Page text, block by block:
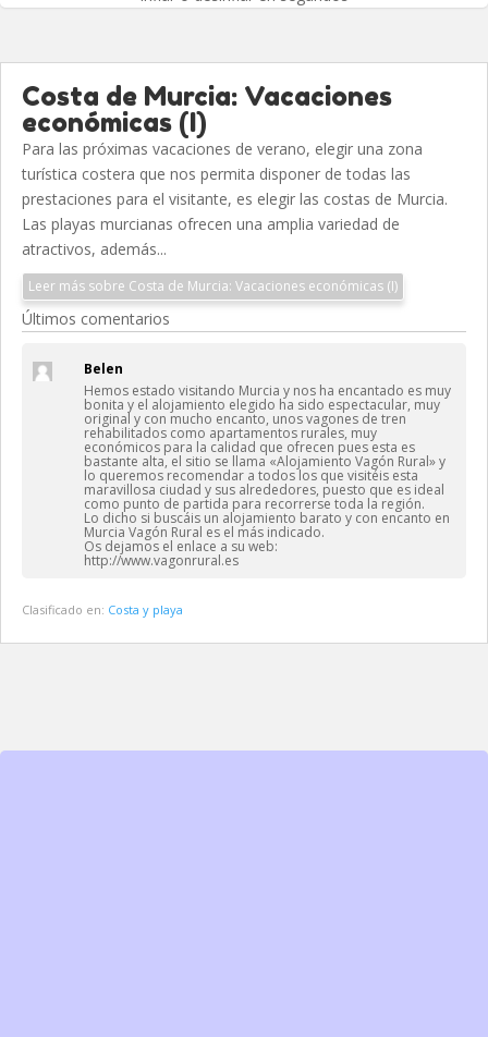
Costa de Murcia: Vacaciones
económicas (I)
Para las próximas vacaciones de verano, elegir una zona
turística costera que nos permita disponer de todas las
prestaciones para el visitante, es elegir las costas de Murcia.
Las playas murcianas ofrecen una amplia variedad de
atractivos, además...
Leer más sobre Costa de Murcia: Vacaciones económicas (I)
Últimos comentarios
Belen
Hemos estado visitando Murcia y nos ha encantado es muy
bonita y el alojamiento elegido ha sido espectacular, muy
original y con mucho encanto, unos vagones de tren
rehabilitados como apartamentos rurales, muy
económicos para la calidad que ofrecen pues esta es
bastante alta, el sitio se llama «Alojamiento Vagón Rural» y
lo queremos recomendar a todos los que visitéis esta
maravillosa ciudad y sus alrededores, puesto que es ideal
como punto de partida para recorrerse toda la región.
Lo dicho si buscáis un alojamiento barato y con encanto en
Murcia Vagón Rural es el más indicado.
Os dejamos el enlace a su web:
http://www.vagonrural.es
Clasificado en: Costa y playa